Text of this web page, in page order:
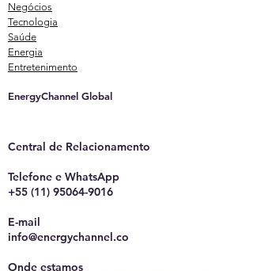
Negócios
Tecnologia
Saúde
Energia
Entretenimento
EnergyChannel Global​
Central de Relacionamento
Telefone e WhatsApp
+55 (11) 95064-9016
E-mail
info@energychannel.co
Onde estamos